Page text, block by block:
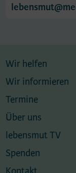
Wir helfen
Wir informieren
Termine
Über uns
lebensmut TV
Spenden